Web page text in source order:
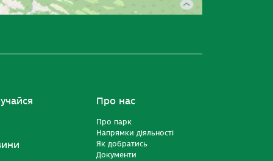
Про нас
Про парк
Напрямки діяльності
Як добратись
Документи